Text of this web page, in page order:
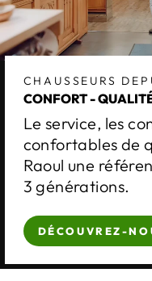
CHAUSSEURS
CONFORT -
Le service, les
confortables de
Raoul une
3 générations.
DÉCOUVREZ-